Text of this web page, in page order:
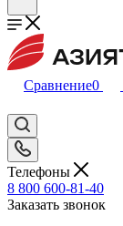
Сравнение0
Телефоны
8 800 600-81-40
Заказать звонок